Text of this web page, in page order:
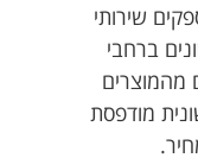
שירותי
ברחבי
מהמוצרים
מודפסת